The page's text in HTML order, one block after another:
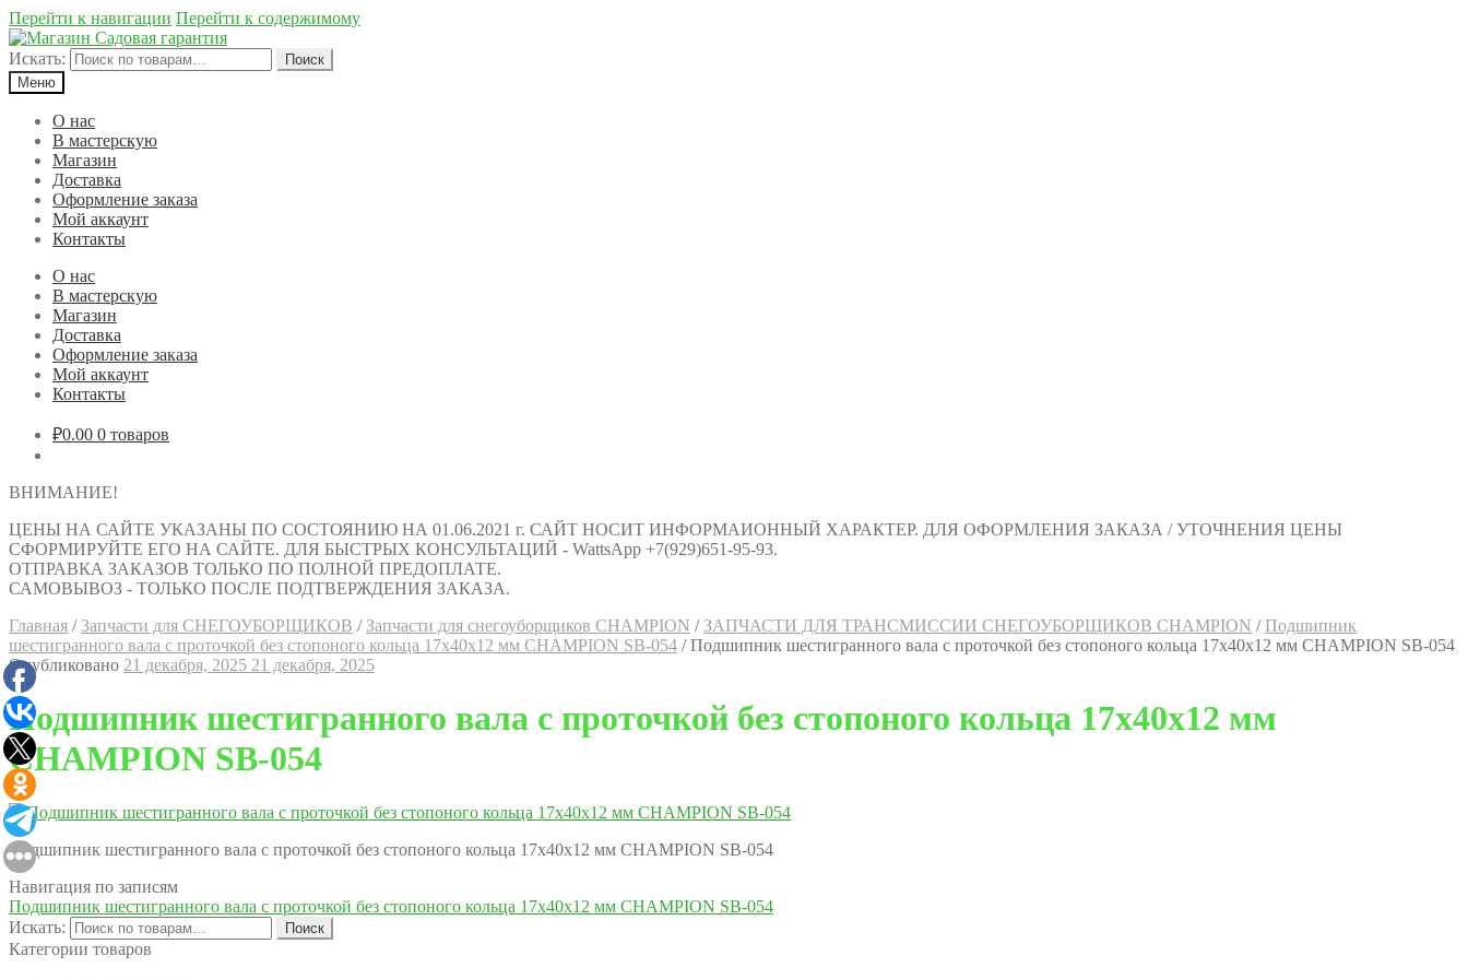
Перейти к навигации Перейти к содержимому
Искать:
Поиск
Меню
О нас
В мастерскую
Магазин
Доставка
Оформление заказа
Мой аккаунт
Контакты
О нас
В мастерскую
Магазин
Доставка
Оформление заказа
Мой аккаунт
Контакты
₽0.00 0 товаров
ВНИМАНИЕ!
ЦЕНЫ НА САЙТЕ УКАЗАНЫ ПО СОСТОЯНИЮ НА 01.06.2021 г. САЙТ НОСИТ ИНФОРМАИОННЫЙ ХАРАКТЕР. ДЛЯ ОФОРМЛЕНИЯ ЗАКАЗА / УТОЧНЕНИЯ ЦЕНЫ
СФОРМИРУЙТЕ ЕГО НА САЙТЕ. ДЛЯ БЫСТРЫХ КОНСУЛЬТАЦИЙ - WattsApp +7(929)651-95-93.
ОТПРАВКА ЗАКАЗОВ ТОЛЬКО ПО ПОЛНОЙ ПРЕДОПЛАТЕ.
САМОВЫВОЗ - ТОЛЬКО ПОСЛЕ ПОДТВЕРЖДЕНИЯ ЗАКАЗА.
Главная / Запчасти для СНЕГОУБОРЩИКОВ / Запчасти для снегоуборщиков CHAMPION / ЗАПЧАСТИ ДЛЯ ТРАНСМИССИИ СНЕГОУБОРЩИКОВ CHAMPION / Подшипник
шестигранного вала с проточкой без стопоного кольца 17x40x12 мм CHAMPION SB-054 /Подшипник шестигранного вала с проточкой без стопоного кольца 17x40x12 мм CHAMPION SB-054
Опубликовано 21 декабря, 2025 21 декабря, 2025
Подшипник шестигранного вала с проточкой без стопоного кольца 17x40x12 мм
CHAMPION SB-054
Подшипник шестигранного вала с проточкой без стопоного кольца 17x40x12 мм CHAMPION SB-054
Навигация по записям
Подшипник шестигранного вала с проточкой без стопоного кольца 17x40x12 мм CHAMPION SB-054
Искать:
Поиск
Категории товаров